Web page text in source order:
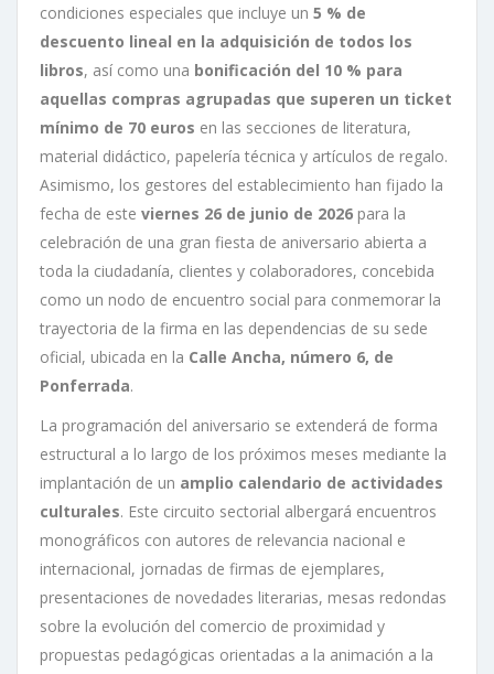
condiciones especiales que incluye un 5 % de
descuento lineal en la adquisición de todos los
libros, así como una bonificación del 10 % para
aquellas compras agrupadas que superen un ticket
mínimo de 70 euros en las secciones de literatura,
material didáctico, papelería técnica y artículos de regalo.
Asimismo, los gestores del establecimiento han fijado la
fecha de este viernes 26 de junio de 2026 para la
celebración de una gran fiesta de aniversario abierta a
toda la ciudadanía, clientes y colaboradores, concebida
como un nodo de encuentro social para conmemorar la
trayectoria de la firma en las dependencias de su sede
oficial, ubicada en la Calle Ancha, número 6, de
Ponferrada.
La programación del aniversario se extenderá de forma
estructural a lo largo de los próximos meses mediante la
implantación de un amplio calendario de actividades
culturales. Este circuito sectorial albergará encuentros
monográficos con autores de relevancia nacional e
internacional, jornadas de firmas de ejemplares,
presentaciones de novedades literarias, mesas redondas
sobre la evolución del comercio de proximidad y
propuestas pedagógicas orientadas a la animación a la